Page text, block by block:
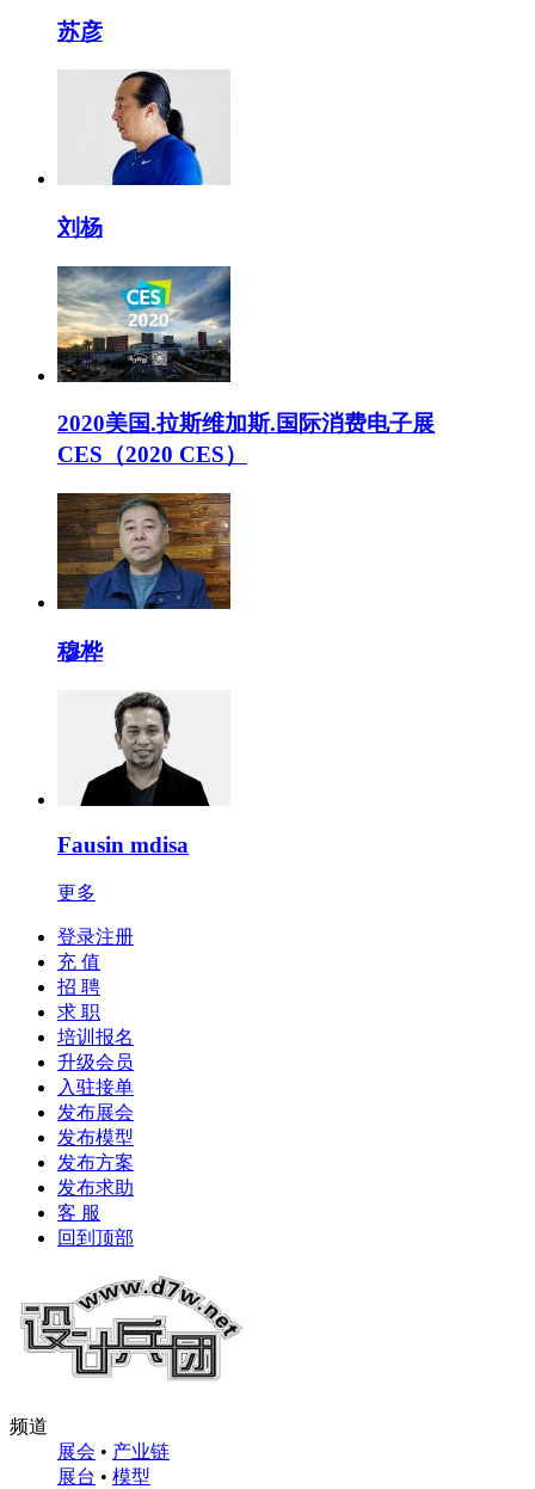
苏彦
刘杨
2020美国.拉斯维加斯.国际消费电子展
CES（2020 CES）
穆桦
Fausin mdisa
更多
登录注册
充 值
招 聘
求 职
培训报名
升级会员
入驻接单
发布展会
发布模型
发布方案
发布求助
客 服
回到顶部
频道
展会 • 产业链
展台 • 模型